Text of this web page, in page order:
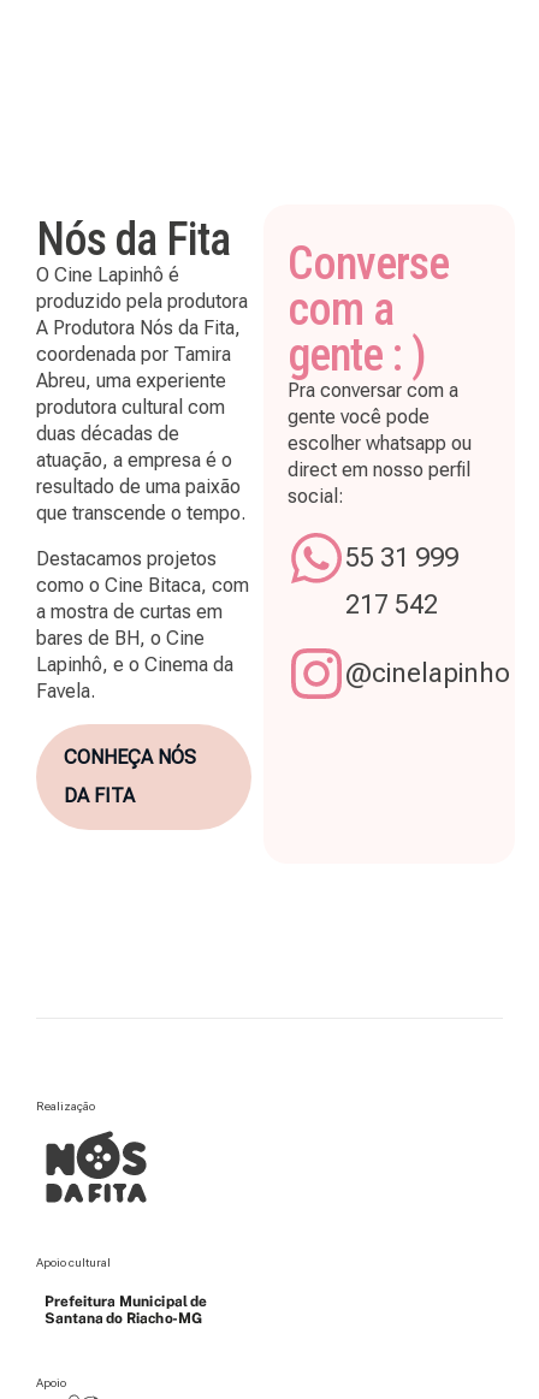
Nós da Fita
O Cine Lapinhô é
produzido pela produtora
A Produtora Nós da Fita,
coordenada por Tamira
Abreu, uma experiente
produtora cultural com
duas décadas de
atuação, a empresa é o
resultado de uma paixão
que transcende o tempo.
Destacamos projetos
como o Cine Bitaca, com
a mostra de curtas em
bares de BH, o Cine
Lapinhô, e o Cinema da
Favela.
CONHEÇA NÓS
DA FITA
Converse
com a
gente : )
Pra conversar com a
gente você pode
escolher whatsapp ou
direct em nosso perfil
social:
55 31 999
217 542
@cinelapinho
Realização
Apoio cultural
Apoio